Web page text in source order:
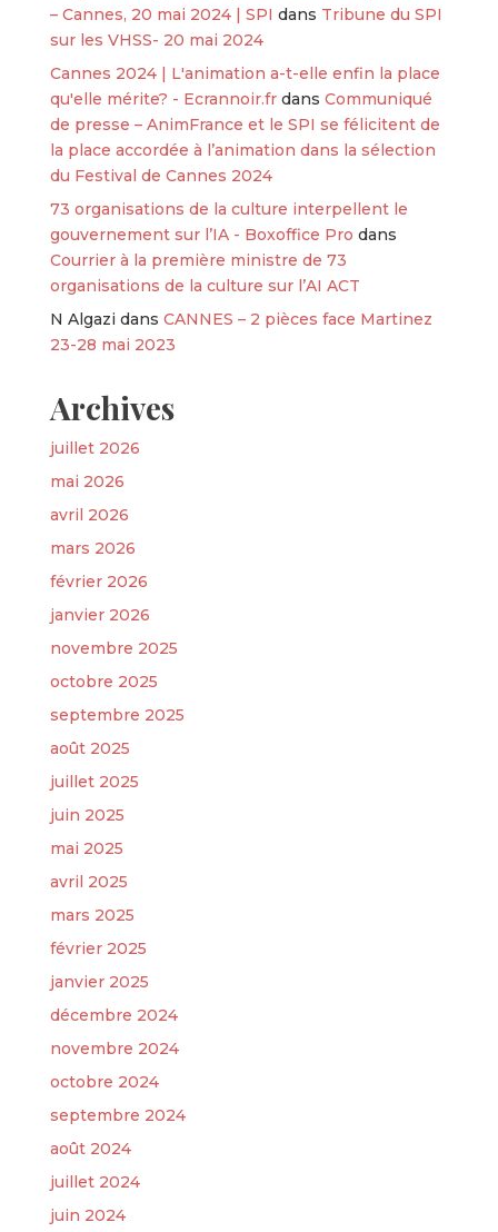
– Cannes, 20 mai 2024 | SPI dans Tribune du SPI
sur les VHSS- 20 mai 2024
Cannes 2024 | L'animation a-t-elle enfin la place
qu'elle mérite? - Ecrannoir.frdans Communiqué
de presse – AnimFrance et le SPI se félicitent de
la place accordée à l’animation dans la sélection
du Festival de Cannes 2024
73 organisations de la culture interpellent le
gouvernement sur l’IA - Boxoffice Pro dans
Courrier à la première ministre de 73
organisations de la culture sur l’AI ACT
N Algazi dans CANNES – 2 pièces face Martinez
23-28 mai 2023
Archives
juillet 2026
mai 2026
avril 2026
mars 2026
février 2026
janvier 2026
novembre 2025
octobre 2025
septembre 2025
août 2025
juillet 2025
juin 2025
mai 2025
avril 2025
mars 2025
février 2025
janvier 2025
décembre 2024
novembre 2024
octobre 2024
septembre 2024
août 2024
juillet 2024
juin 2024